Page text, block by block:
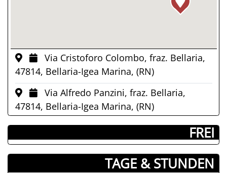
Via Cristoforo Colombo, fraz. Bellaria,
47814, Bellaria-Igea Marina, (RN)
Via Alfredo Panzini, fraz. Bellaria,
47814, Bellaria-Igea Marina, (RN)
­ FREI
TAGE & STUNDEN